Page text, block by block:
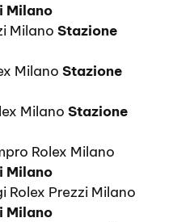
Milano
Milano Stazione
Milano Stazione
Milano Stazione
Rolex Milano
Milano
Rolex Prezzi Milano
Milano